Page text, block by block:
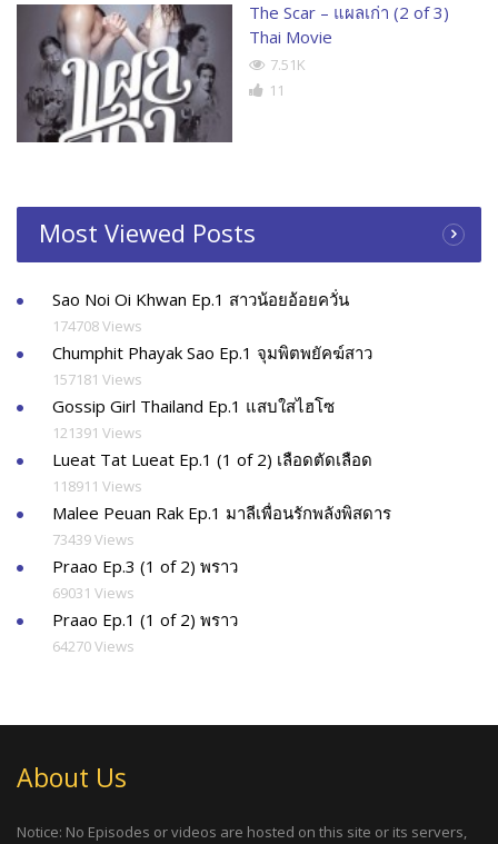
The Scar – แผลเก่า (2 of 3)
Thai Movie
7.51K
11
Most Viewed Posts
Sao Noi Oi Khwan Ep.1 สาวน้อยอ้อยควั่น
174708 Views
Chumphit Phayak Sao Ep.1 จุมพิตพยัคฆ์สาว
157181 Views
Gossip Girl Thailand Ep.1 แสบใสไฮโซ
121391 Views
Lueat Tat Lueat Ep.1 (1 of 2) เลือดตัดเลือด
118911 Views
Malee Peuan Rak Ep.1 มาลีเพื่อนรักพลังพิสดาร
73439 Views
Praao Ep.3 (1 of 2) พราว
69031 Views
Praao Ep.1 (1 of 2) พราว
64270 Views
About Us
Notice: No Episodes or videos are hosted on this site or its servers,